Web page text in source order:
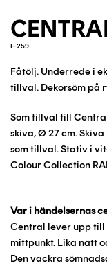
F-259
Fåtölj. Underrede i
tillval. Dekorsöm på
Som tillval till
skiva, Ø 27 cm.
som tillval. Stativ i
Colour Collection
Var i händelsernas
Central lever upp till
mittpunkt. Lika nätt
Den vackra